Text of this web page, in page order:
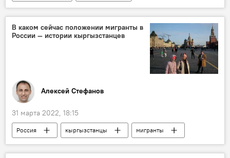
Доскул Бекмурзаев
энергетика
В каком сейчас положении мигранты в
России — истории кыргызстанцев
Алексей Стефанов
31 марта 2022, 18:15
Россия кыргызстанцы
мигранты
работа
учеба